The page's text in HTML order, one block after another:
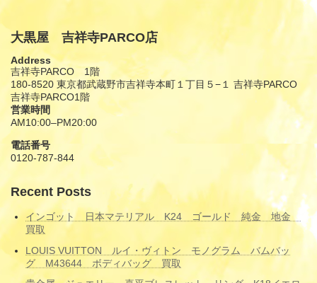
大黒屋 吉祥寺PARCO店
Address
吉祥寺PARCO 1階
180-8520 東京都武蔵野市吉祥寺本町１丁目５−１ 吉祥寺PARCO
吉祥寺PARCO1階
営業時間
AM10:00–PM20:00
電話番号
0120-787-844
Recent Posts
インゴット 日本マテリアル K24 ゴールド 純金 地金
買取
LOUIS VUITTON ルイ・ヴィトン モノグラム バムバッ
グ M43644 ボディバッグ 買取